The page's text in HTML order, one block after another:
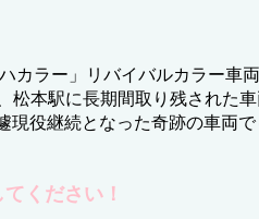
ラー」リバイバルカラー車
本駅に長期間取り残された
役継続となった奇跡の車両で
ください！